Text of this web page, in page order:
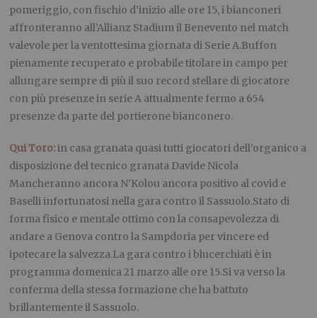
pomeriggio, con fischio d’inizio alle ore 15, i bianconeri
affronteranno all’Allianz Stadium il Benevento nel match
valevole per la ventottesima giornata di Serie A.Buffon
pienamente recuperato e probabile titolare in campo per
allungare sempre di più il suo record stellare di giocatore
con più presenze in serie A attualmente fermo a 654
presenze da parte del portierone bianconero.
Qui Toro:in casa granata quasi tutti giocatori dell’organico a
disposizione del tecnico granata Davide Nicola
Mancheranno ancora N’Kolou ancora positivo al covid e
Baselli infortunatosi nella gara contro il Sassuolo.Stato di
forma fisico e mentale ottimo con la consapevolezza di
andare a Genova contro la Sampdoria per vincere ed
ipotecare la salvezza.La gara contro i blucerchiati è in
programma domenica 21 marzo alle ore 15.Si va verso la
conferma della stessa formazione che ha battuto
brillantemente il Sassuolo.